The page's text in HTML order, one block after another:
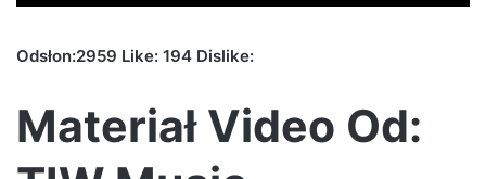
Odsłon:2959 Like: 194 Dislike:
Materiał Video Od: